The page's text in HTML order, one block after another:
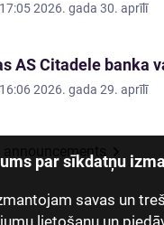
par sīkdatņu
savas un
lietošanu un
17:05 2026. gada 30. aprīlī
AS Citadele banka
16:06 2026. gada 29. aprīlī